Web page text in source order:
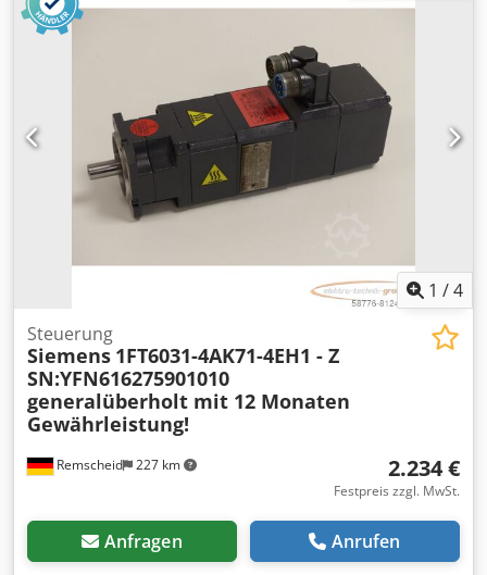
1 /4
Remscheid 227 km
Steuerung
Siemens 1FT6031-4AK71-4EH1 - Z
SN:YFN616275901010
generalüberholt mit 12 Monaten
Gewährleistung!
2.234 €
Festpreis zzgl. MwSt.
Anfragen Anrufen